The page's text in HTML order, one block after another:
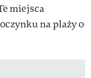
miejsca
na plaży o